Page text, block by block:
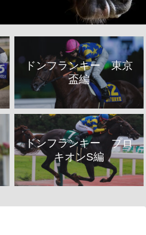
ドンフランキー 東京
盃編
ドンフランキー プロ
キオンS編